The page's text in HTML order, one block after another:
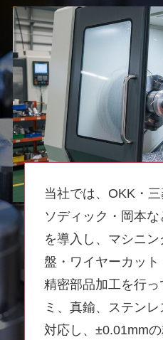
当社では、OKK・三
ソディック・岡本
を導入し、マシニ
盤・ワイヤーカッ
精密部品加工を行
ミ、真鍮、ステン
対応し、±0.01mm